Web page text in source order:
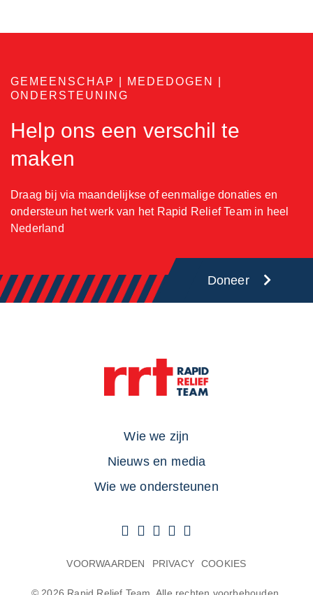
GEMEENSCHAP | MEDEDOGEN |
ONDERSTEUNING
Help ons een verschil te
maken
Draag bij via maandelijkse of eenmalige donaties en
ondersteun het werk van het Rapid Relief Team in heel
Nederland
Doneer
Wie we zijn
Nieuws en media
Wie we ondersteunen
VOORWAARDEN PRIVACY COOKIES